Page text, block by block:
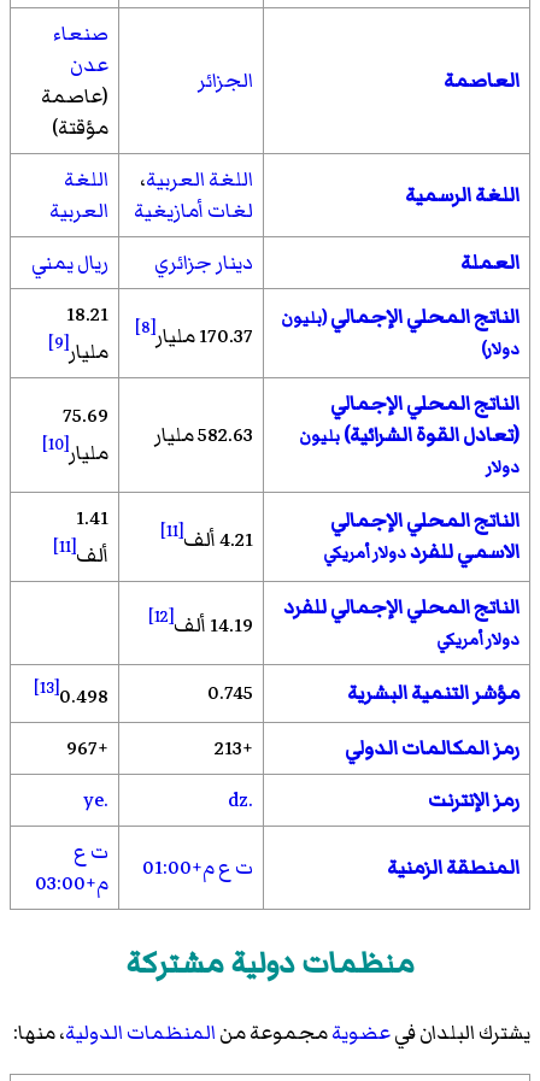
العاصمة الجزائر
صنعاء
عدن
(عاصمة
مؤقتة)
اللغة الرسمية اللغة العربية،
لغات أمازيغية
اللغة
العربية
العملة
دينار جزائري
ريال يمني
الناتج المحلي الإجمالي(بليون
دولار)
170.37 مليار [8]
18.21
مليار[9]
الناتج المحلي الإجمالي
(تعادل القوة الشرائية)بليون
دولار
582.63 مليار
75.69
مليار[10]
الناتج المحلي الإجمالي
الاسمي للفرددولار أمريكي 4.21 ألف [11]
1.41
ألف[11]
الناتج المحلي الإجمالي للفرد
دولار أمريكي 14.19 ألف [12]
مؤشر التنمية البشرية 0.745
0.498
[13]
رمز المكالمات الدولي +213
+967
رمز الإنترنت
.dz
.ye
المنطقة الزمنية ت ع م+01:00
ت ع
م+03:00
منظمات دولية مشتركة
يشترك البلدان فيعضويةمجموعة منالمنظمات الدولية، منها: